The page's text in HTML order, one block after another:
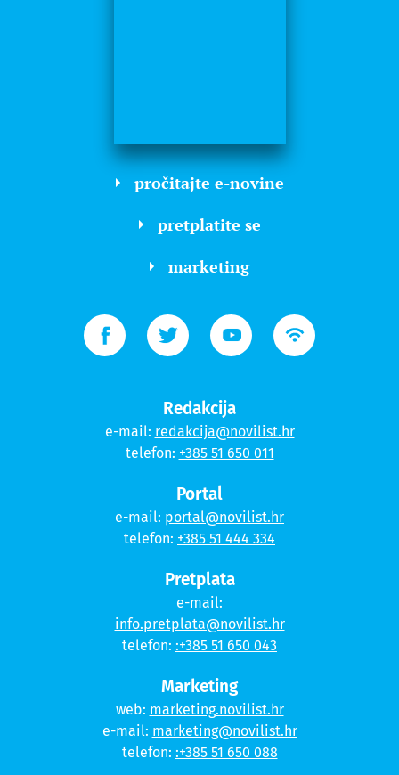
pročitajte e-novine
pretplatite se
marketing
Redakcija
e-mail: redakcija@novilist.hr
telefon: +385 51 650 011
Portal
e-mail: portal@novilist.hr
telefon: +385 51 444 334
Pretplata
e-mail:
info.pretplata@novilist.hr
telefon: :+385 51 650 043
Marketing
web: marketing.novilist.hr
e-mail: marketing@novilist.hr
telefon: :+385 51 650 088